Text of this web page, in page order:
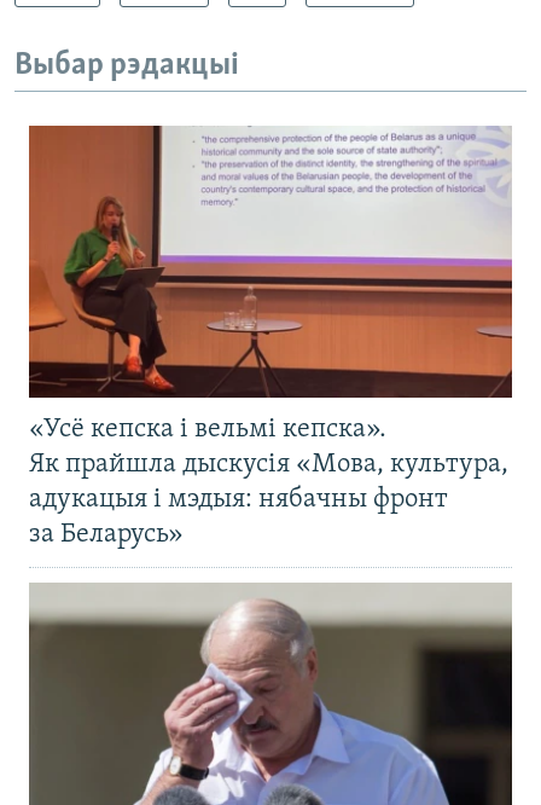
Выбар рэдакцыі
«Усё кепска і вельмі кепска».
Як прайшла дыскусія «Мова, культура,
адукацыя і мэдыя: нябачны фронт
за Беларусь»